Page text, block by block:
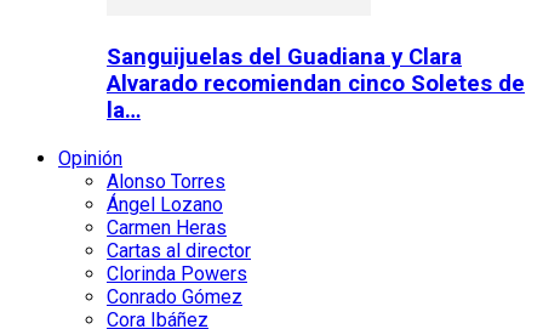
Sanguijuelas del Guadiana y Clara
Alvarado recomiendan cinco Soletes de
la…
Opinión
Alonso Torres
Ángel Lozano
Carmen Heras
Cartas al director
Clorinda Powers
Conrado Gómez
Cora Ibáñez